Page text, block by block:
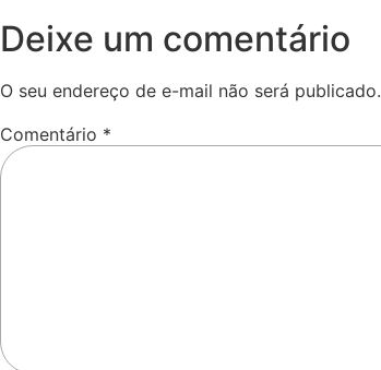
Deixe um comentário
O seu endereço de e-mail não será publicado.
Comentário *